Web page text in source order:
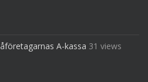
A-kassa 31 views